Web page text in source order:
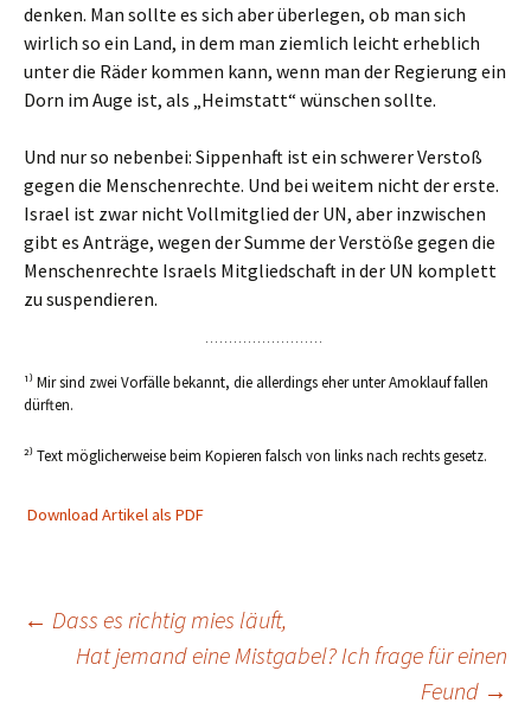
denken. Man sollte es sich aber überlegen, ob man sich
wirlich so ein Land, in dem man ziemlich leicht erheblich
unter die Räder kommen kann, wenn man der Regierung ein
Dorn im Auge ist, als „Heimstatt“ wünschen sollte.
Und nur so nebenbei: Sippenhaft ist ein schwerer Verstoß
gegen die Menschenrechte. Und bei weitem nicht der erste.
Israel ist zwar nicht Vollmitglied der UN, aber inzwischen
gibt es Anträge, wegen der Summe der Verstöße gegen die
Menschenrechte Israels Mitgliedschaft in der UN komplett
zu suspendieren.
¹⁾ Mir sind zwei Vorfälle bekannt, die allerdings eher unter Amoklauf fallen
dürften.
²⁾ Text möglicherweise beim Kopieren falsch von links nach rechts gesetz.
Download Artikel als PDF
Beitragsnavigation
← Dass es richtig mies läuft,
Hat jemand eine Mistgabel? Ich frage für einen
Feund →